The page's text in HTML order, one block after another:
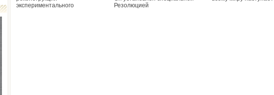
экспериментального
Резолюцией